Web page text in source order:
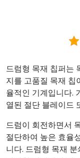
드럼형 목재 칩퍼는
지를 고품질 목재 칩
율적인 기계입니다.
열된 절단 블레이드
드럼이 회전하면서
절단하여 높은 효율
니다. 드럼형 목재